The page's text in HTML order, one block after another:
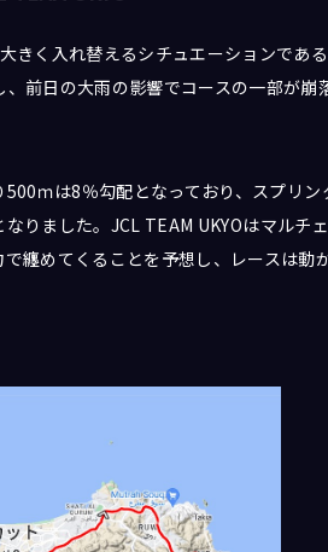
きく入れ替えるシチュエーションであ
前日の大雨の影響でコースの一部が崩
ｍは8％勾配となっており、スプリン
りました。JCL TEAM UKYOはマルチ
纏めてくることを予想し、レースは動